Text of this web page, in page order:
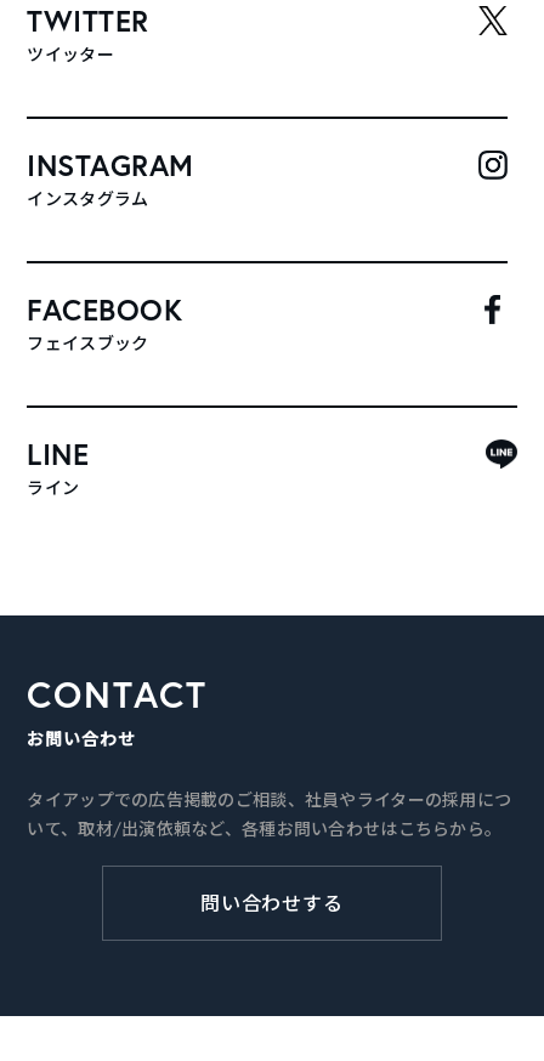
TWITTER
ツイッター
INSTAGRAM
インスタグラム
FACEBOOK
フェイスブック
LINE
ライン
CONTACT
お問い合わせ
タイアップでの広告掲載のご相談、社員やライターの採用につ
いて、取材/出演依頼など、各種お問い合わせはこちらから。
問い合わせする